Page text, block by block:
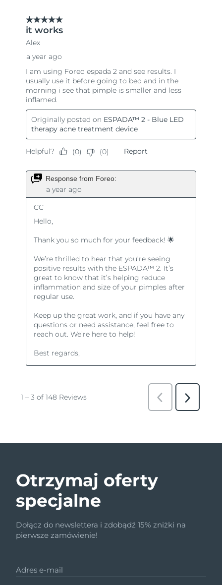
Otrzymaj oferty
specjalne
Dołącz do newslettera i zdobądź 15% zniżki na
pierwsze zamówienie!
Adres e-mail